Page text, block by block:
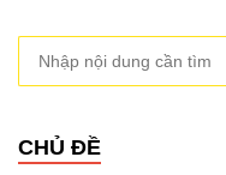
CHỦ ĐỀ